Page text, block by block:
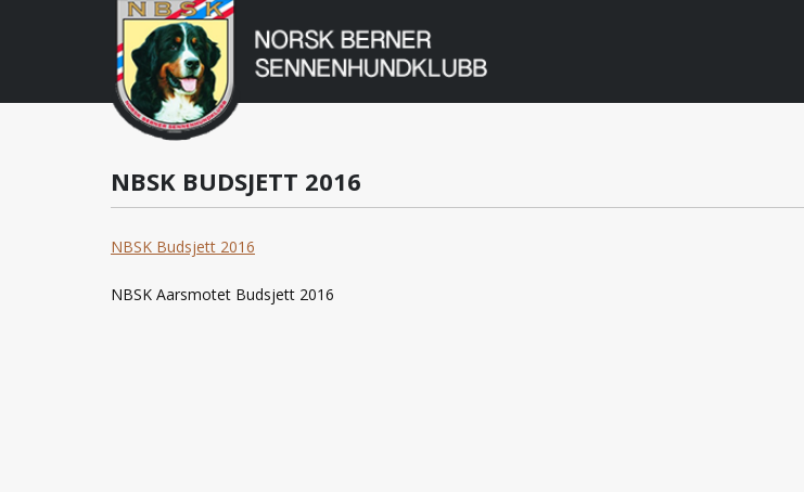
Norsk
Berner
Sennenhundklubb
NBSK BUDSJETT 2016
NBSK Budsjett 2016
NBSK Aarsmotet Budsjett 2016